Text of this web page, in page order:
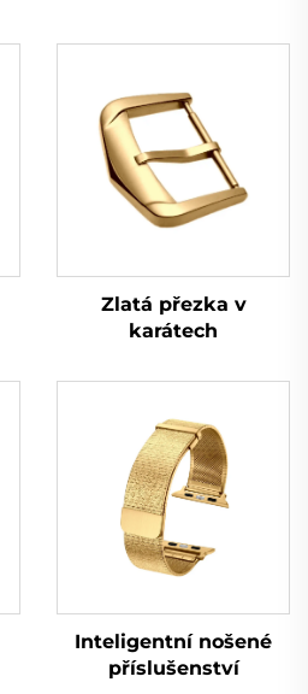
Zlatá přezka v
karátech
Inteligentní nošené
příslušenství